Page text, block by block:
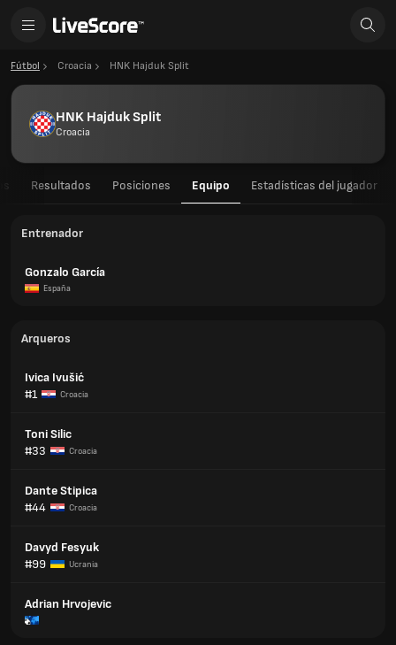
Fútbol Croacia HNK Hajduk Split
HNK Hajduk Split
Croacia
Resultados Posiciones Equipo Estadísticas del jugador
Entrenador
Gonzalo García
España
Arqueros
Ivica Ivušić
#1
Croacia
Toni Silic
#33
Croacia
Dante Stipica
#44
Croacia
Davyd Fesyuk
#99
Ucrania
Adrian Hrvojevic